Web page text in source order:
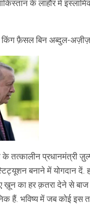
के लाहौर में
फ़ैसल बिन अब्दुल-
तत्कालीन प्रधानमंत्री
बनाने में योगदान
का हर क़तरा देने से
हैं. भविष्य में जब कोई इस